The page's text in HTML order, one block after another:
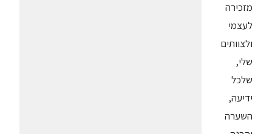
מזכירה
לעצמי
ולצוותים
שלי,
שלכל
ידיעה,
השערה